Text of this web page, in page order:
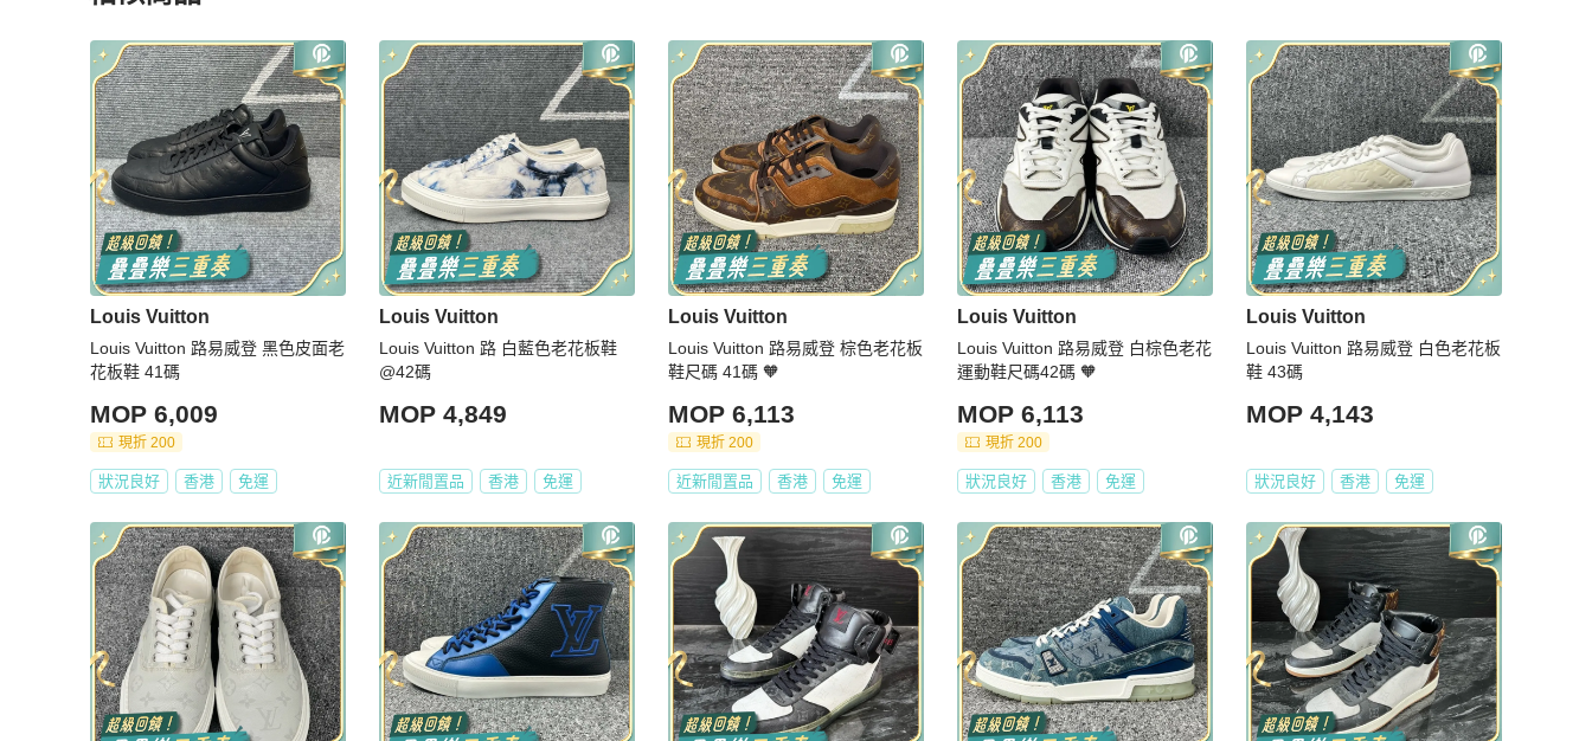
更多相似Louis Vuitton男鞋推薦精品
Louis Vuitton
Louis Vuitton 路易威登 黑色皮面老
花板鞋 41碼
MOP 6,009
現折 200
狀況良好 香港 免運
Louis Vuitton
Louis Vuitton 路 白藍色老花板鞋
@42碼
MOP 4,849
近新閒置品 香港 免運
Louis Vuitton
Louis Vuitton 路易威登 棕色老花板
鞋尺碼 41碼 🧡
MOP 6,113
現折 200
近新閒置品 香港 免運
Louis Vuitton
Louis Vuitton 路易威登 白棕色老花
運動鞋尺碼42碼 🧡
MOP 6,113
現折 200
狀況良好 香港 免運
Louis Vuitton
Louis Vuitton 路易威登 白色老花板
鞋 43碼
MOP 4,143
狀況良好 香港 免運